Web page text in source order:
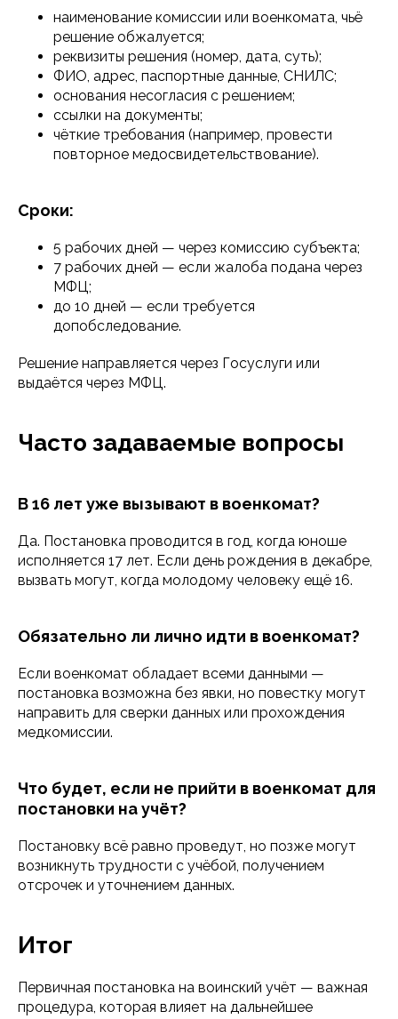
наименование комиссии или военкомата, чьё
решение обжалуется;
реквизиты решения (номер, дата, суть);
ФИО, адрес, паспортные данные, СНИЛС;
основания несогласия с решением;
ссылки на документы;
чёткие требования (например, провести
повторное медосвидетельствование).
Сроки:
5 рабочих дней — через комиссию субъекта;
7 рабочих дней — если жалоба подана через
МФЦ;
до 10 дней — если требуется
допобследование.
Решение направляется через Госуслуги или
выдаётся через МФЦ.
Часто задаваемые вопросы
В 16 лет уже вызывают в военкомат?
Да. Постановка проводится в год, когда юноше
исполняется 17 лет. Если день рождения в декабре,
вызвать могут, когда молодому человеку ещё 16.
Обязательно ли лично идти в военкомат?
Если военкомат обладает всеми данными —
постановка возможна без явки, но повестку могут
направить для сверки данных или прохождения
медкомиссии.
Что будет, если не прийти в военкомат для
постановки на учёт?
Постановку всё равно проведут, но позже могут
возникнуть трудности с учёбой, получением
отсрочек и уточнением данных.
Итог
Первичная постановка на воинский учёт — важная
процедура, которая влияет на дальнейшее